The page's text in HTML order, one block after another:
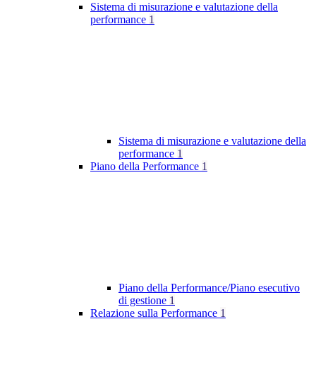
Sistema di misurazione e valutazione della
performance 1
Sistema di misurazione e valutazione della
performance 1
Piano della Performance 1
Piano della Performance/Piano esecutivo
di gestione 1
Relazione sulla Performance 1